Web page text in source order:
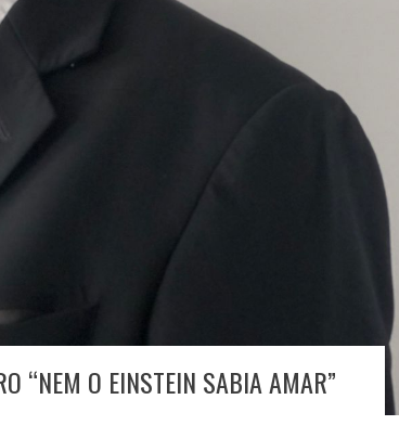
“NEM O EINSTEIN SABIA AMAR”